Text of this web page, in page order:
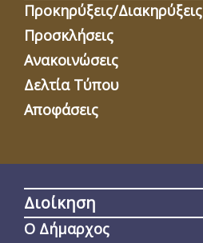
Προκηρύξεις/Διακηρύξεις
Προσκλήσεις
Ανακοινώσεις
Δελτία Τύπου
Αποφάσεις
Διοίκηση
Ο Δήμαρχος